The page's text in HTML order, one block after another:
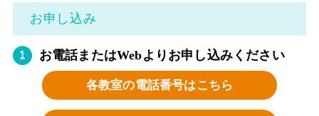
お申し込み
お電話またはWebよりお申し込みください
各教室の電話番号はこちら